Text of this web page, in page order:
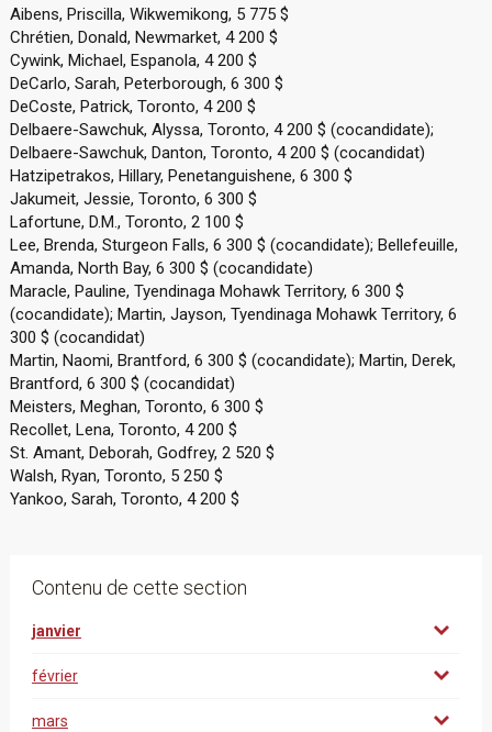
Aibens, Priscilla, Wikwemikong, 5 775 $
Chrétien, Donald, Newmarket, 4 200 $
Cywink, Michael, Espanola, 4 200 $
DeCarlo, Sarah, Peterborough, 6 300 $
DeCoste, Patrick, Toronto, 4 200 $
Delbaere-Sawchuk, Alyssa, Toronto, 4 200 $ (cocandidate);
Delbaere-Sawchuk, Danton, Toronto, 4 200 $ (cocandidat)
Hatzipetrakos, Hillary, Penetanguishene, 6 300 $
Jakumeit, Jessie, Toronto, 6 300 $
Lafortune, D.M., Toronto, 2 100 $
Lee, Brenda, Sturgeon Falls, 6 300 $ (cocandidate); Bellefeuille,
Amanda, North Bay, 6 300 $ (cocandidate)
Maracle, Pauline, Tyendinaga Mohawk Territory, 6 300 $
(cocandidate); Martin, Jayson, Tyendinaga Mohawk Territory, 6
300 $ (cocandidat)
Martin, Naomi, Brantford, 6 300 $ (cocandidate); Martin, Derek,
Brantford, 6 300 $ (cocandidat)
Meisters, Meghan, Toronto, 6 300 $
Recollet, Lena, Toronto, 4 200 $
St. Amant, Deborah, Godfrey, 2 520 $
Walsh, Ryan, Toronto, 5 250 $
Yankoo, Sarah, Toronto, 4 200 $
Contenu de cette section
janvier
février
mars